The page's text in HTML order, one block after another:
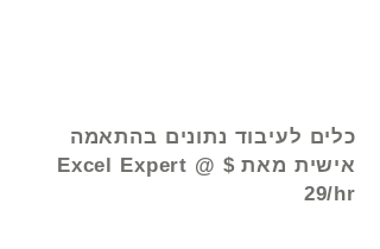
כלים לעיבוד נתונים בהתאמה
אישית מאת Excel Expert @ $
29/hr